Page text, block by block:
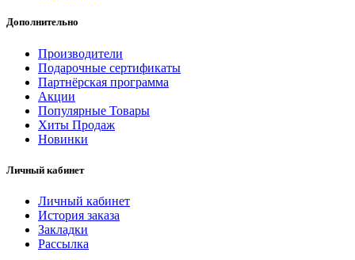
Дополнительно
Производители
Подарочные сертификаты
Партнёрская программа
Акции
Популярные Товары
Хиты Продаж
Новинки
Личный кабинет
Личный кабинет
История заказа
Закладки
Рассылка